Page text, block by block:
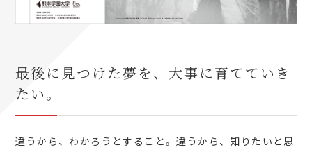
最後に見つけた夢を、大事に育てていき
たい。
違うから、わかろうとすること。違うから、知りたいと思